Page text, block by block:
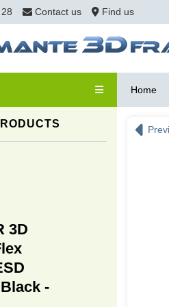
Contact us Find us
Home
3D
-